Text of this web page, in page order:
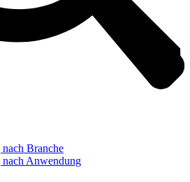
Branche
nach Anwendung